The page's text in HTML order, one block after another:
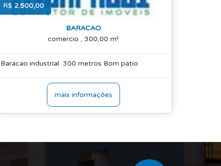
R$ 2.500,00
BARACAO
comercio , 300,00 m²
Baracao industrial 300 metros Bom patio
mais informações